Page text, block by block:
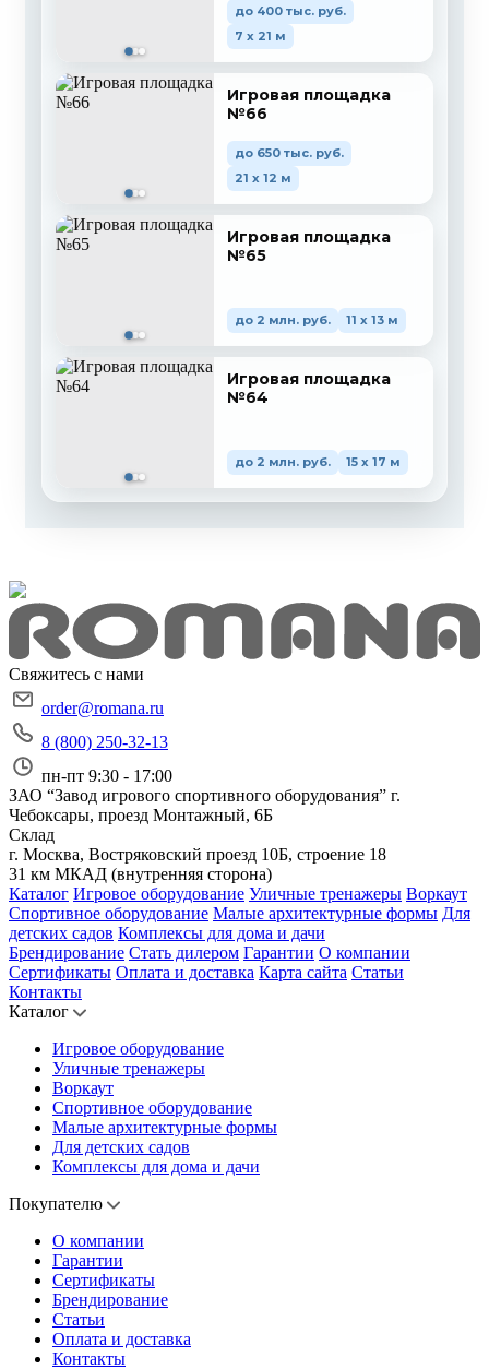
до 400 тыс. руб.
7 x 21 м
Игровая площадка
№66
до 650 тыс. руб.
21 x 12 м
Игровая площадка
№65
до 2 млн. руб. 11 x 13 м
Игровая площадка
№64
до 2 млн. руб. 15 x 17 м
Свяжитесь с нами
order@romana.ru
8 (800) 250-32-13
пн-пт 9:30 - 17:00
ЗАО “Завод игрового спортивного оборудования” г.
Чебоксары, проезд Монтажный, 6Б
Склад
г. Москва, Востряковский проезд 10Б, строение 18
31 км МКАД (внутренняя сторона)
Каталог Игровое оборудование Уличные тренажеры Воркаут
Спортивное оборудование Малые архитектурные формы Для
детских садов Комплексы для дома и дачи
Брендирование Стать дилером Гарантии О компании
Сертификаты Оплата и доставка Карта сайта Статьи
Контакты
Каталог
Игровое оборудование
Уличные тренажеры
Воркаут
Спортивное оборудование
Малые архитектурные формы
Для детских садов
Комплексы для дома и дачи
Покупателю
О компании
Гарантии
Сертификаты
Брендирование
Статьи
Оплата и доставка
Контакты